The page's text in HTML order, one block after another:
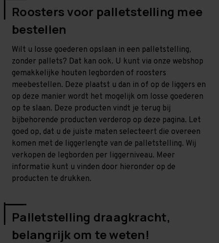
Roosters voor palletstelling mee
bestellen
Wilt u losse goederen opslaan in een palletstelling,
zonder pallets? Dat kan ook. U kunt via onze webshop
gemakkelijke houten legborden of roosters
meebestellen. Deze plaatst u dan in of op de liggers en
op deze manier wordt het mogelijk om losse goederen
op te slaan. Deze producten vindt je terug bij
bijbehorende producten verderop op deze pagina. Let
goed op, dat u de juiste maten selecteert die overeen
komen met de liggerlengte van de palletstelling. Wij
verkopen de legborden per liggerniveau. Meer
informatie kunt u vinden door hieronder op de
producten te drukken.
Palletstelling draagkracht,
belangrijk om te weten!